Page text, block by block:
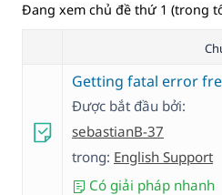
Đang xem chủ đề thứ 1 (trong
Getting fatal error
Được bắt đầu bởi:
sebastianB-37
trong: English Support
Có giải pháp nhanh